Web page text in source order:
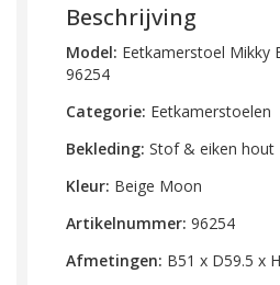
Beschrijving
Model: Eetkamerstoel Mikky
96254
Categorie: Eetkamerstoelen
Bekleding: Stof & eiken hout
Kleur: Beige Moon
Artikelnummer: 96254
Afmetingen: B51 x D59.5 x